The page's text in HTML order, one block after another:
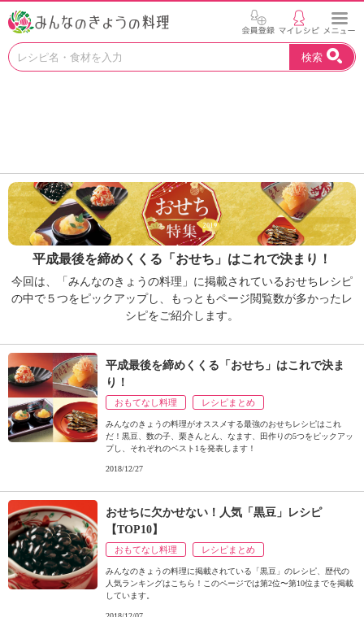
お
つ
け
よ
う
。
N
H
K
ュ
ー
シ
ョ
ナ
ん
の
き
ょ
検索
平成最後を締めくくる「おせち」はこれで決まり！
今回は、「みんなのきょうの料理」に掲載されているおせちレシピ
の中で５つをピックアップし、もっともページ閲覧数が多かったレ
シピをご紹介します。
平成最後を締めくくる「おせち」はこれで決ま
り！
おもてなし料理 レシピまとめ
みんなのきょうの料理がオススメする最強のおせちレシピはこれ
だ！黒豆、数の子、栗きんとん、なます、田作りの5つをピックアッ
プし、それぞれのベスト1を発表します！
2018/12/27
おせちに欠かせない！人気「黒豆」レシピ
【TOP10】
おもてなし料理 レシピまとめ
みんなのきょうの料理に掲載されている「黒豆」のレシピ、歴代の
人気ランキングはこちら！このページでは第2位〜第10位までを掲載
しています。